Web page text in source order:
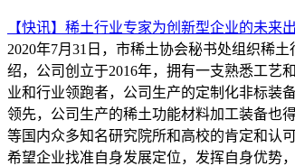
【快讯】稀土行业专家为创新型企业的未来
2020年7月31日，市稀土协会秘书处组织稀
绍，公司创立于2016年，拥有一支熟悉工艺
业和行业领跑者，公司生产的定制化非标装
领先，公司生产的稀土功能材料加工装备也
等国内众多知名研究院所和高校的肯定和认
希望企业找准自身发展定位，发挥自身优势